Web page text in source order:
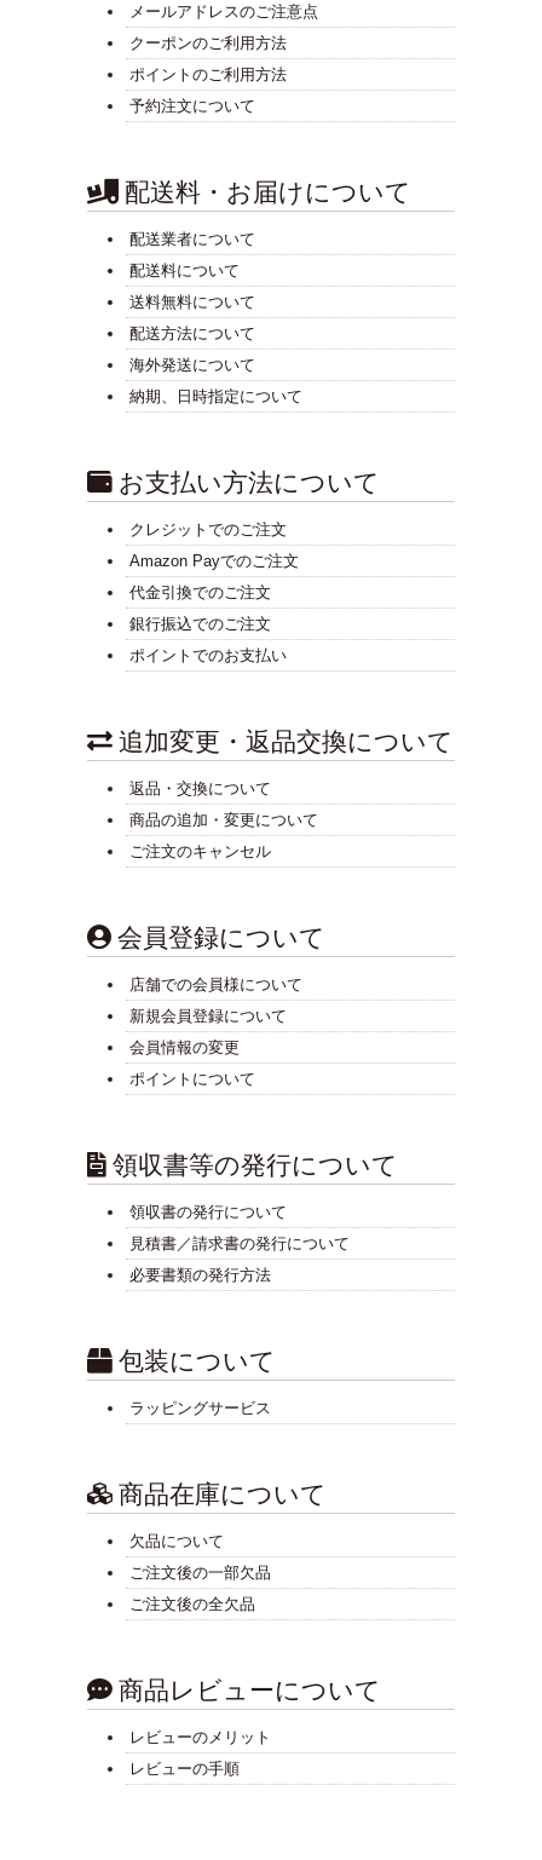
メールアドレスのご注意点
クーポンのご利用方法
ポイントのご利用方法
予約注文について
配送料・お届けについて
配送業者について
配送料について
送料無料について
配送方法について
海外発送について
納期、日時指定について
お支払い方法について
クレジットでのご注文
Amazon Payでのご注文
代金引換でのご注文
銀行振込でのご注文
ポイントでのお支払い
追加変更・返品交換について
返品・交換について
商品の追加・変更について
ご注文のキャンセル
会員登録について
店舗での会員様について
新規会員登録について
会員情報の変更
ポイントについて
領収書等の発行について
領収書の発行について
見積書／請求書の発行について
必要書類の発行方法
包装について
ラッピングサービス
商品在庫について
欠品について
ご注文後の一部欠品
ご注文後の全欠品
商品レビューについて
レビューのメリット
レビューの手順